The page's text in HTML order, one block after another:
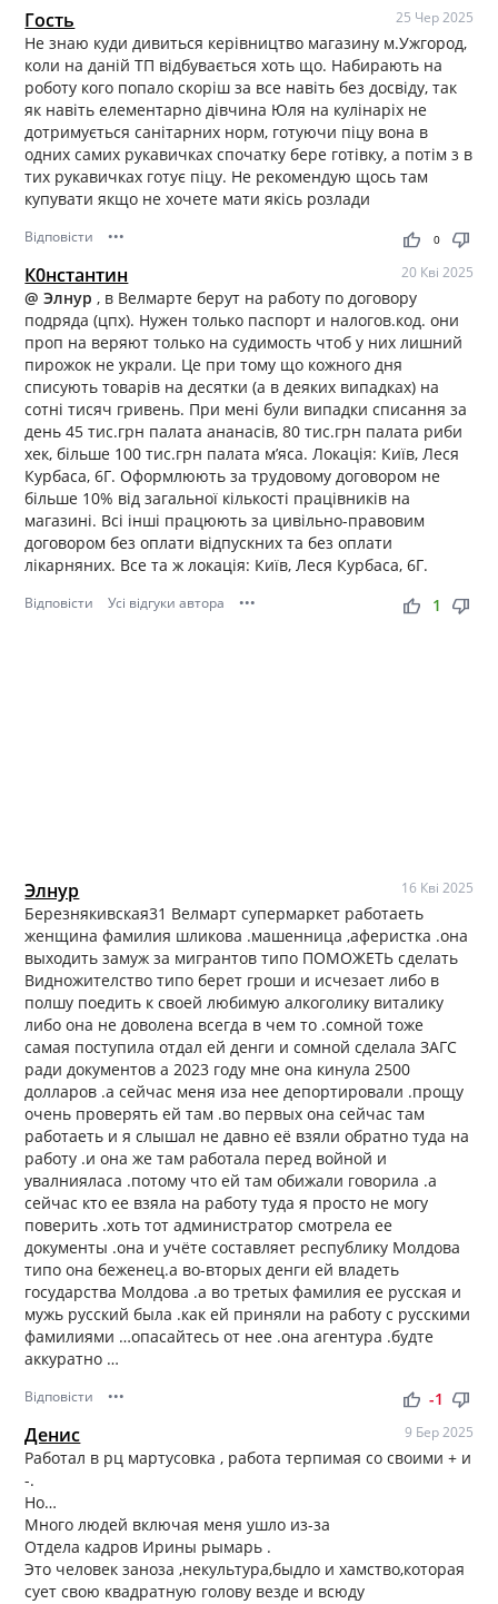
Гость 25 Чер 2025
Не знаю куди дивиться керівництво магазину м.Ужгород,
коли на даній ТП відбувається хоть що. Набирають на
роботу кого попало скоріш за все навіть без досвіду, так
як навіть елементарно дівчина Юля на кулінаріх не
дотримується санітарних норм, готуючи піцу вона в
одних самих рукавичках спочатку бере готівку, а потім з в
тих рукавичках готує піцу. Не рекомендую щось там
купувати якщо не хочете мати якісь розлади
Відповісти ••• thumb_up thumb_down
0
К0нстантин 20 Кві 2025
@ Элнур, в Велмарте берут на работу по договору
подряда (цпх). Нужен только паспорт и налогов.код. они
проп на веряют только на судимость чтоб у них лишний
пирожок не украли. Це при тому що кожного дня
списують товарів на десятки (а в деяких випадках) на
сотні тисяч гривень. При мені були випадки списання за
день 45 тис.грн палата ананасів, 80 тис.грн палата риби
хек, більше 100 тис.грн палата м’яса. Локація: Київ, Леся
Курбаса, 6Г. Оформлюють за трудовому договором не
більше 10% від загальної кількості працівників на
магазині. Всі інші працюють за цивільно-правовим
договором без оплати відпускних та без оплати
лікарняних. Все та ж локація: Київ, Леся Курбаса, 6Г.
Відповісти Усі відгуки автора ••• thumb_up thumb_down
1
Элнур 16 Кві 2025
Березнякивская31 Велмарт супермаркет работаеть
женщина фамилия шликова .машенница ,аферистка .она
выходить замуж за мигрантов типо ПОМОЖЕТЬ сделать
Видножителство типо берет гроши и исчезает либо в
полшу поедить к своей любимую алкоголику виталику
либо она не доволена всегда в чем то .сомной тоже
самая поступила отдал ей денги и сомной сделала ЗАГС
ради документов а 2023 году мне она кинула 2500
долларов .а сейчас меня иза нее депортировали .прощу
очень проверять ей там .во первых она сейчас там
работаеть и я слышал не давно её взяли обратно туда на
работу .и она же там работала перед войной и
увалнияласа .потому что ей там обижали говорила .а
сейчас кто ее взяла на работу туда я просто не могу
поверить .хоть тот администратор смотрела ее
документы .она и учёте составляет республику Молдова
типо она беженец.а во-вторых денги ей владеть
государства Молдова .а во третых фамилия ее русская и
мужь русский была .как ей приняли на работу с русскими
фамилиями …опасайтесь от нее .она агентура .будте
аккуратно …
Відповісти ••• thumb_up thumb_down
-1
Денис 9 Бер 2025
Работал в рц мартусовка , работа терпимая со своими + и
-.
Но…
Много людей включая меня ушло из-за
Отдела кадров Ирины рымарь .
Это человек заноза ,некультура,быдло и хамство,которая
сует свою квадратную голову везде и всюду